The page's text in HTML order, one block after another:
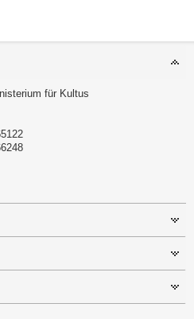
für Kultus